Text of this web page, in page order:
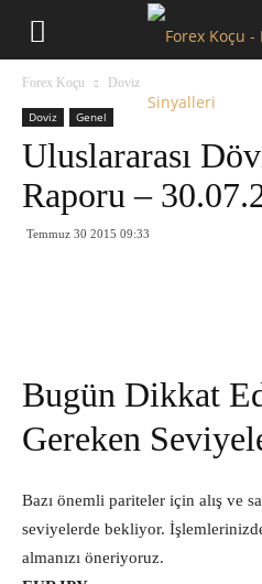
Forex Koçu Doviz
Doviz Genel
Uluslararası
Raporu –
Temmuz 30 2015 09:33
Bugün Dikkat
Gereken
Bazı önemli pariteler için alış ve
seviyelerde bekliyor.
almanızı öneriyoruz.